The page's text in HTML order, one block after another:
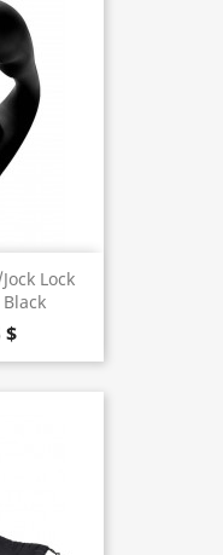
Lock
$